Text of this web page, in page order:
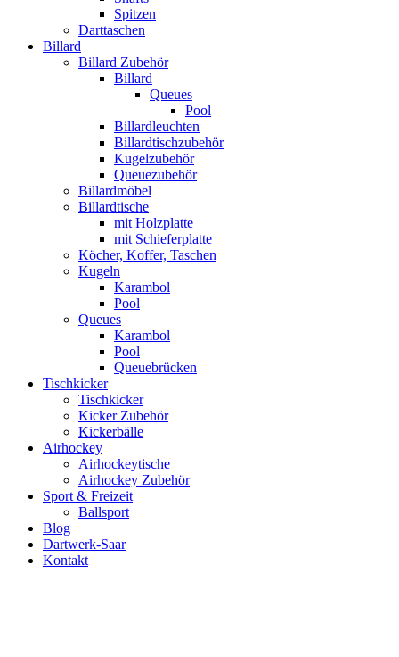
Spitzen
Darttaschen
Billard
Billard Zubehör
Billard
Queues
Pool
Billardleuchten
Billardtischzubehör
Kugelzubehör
Queuezubehör
Billardmöbel
Billardtische
mit Holzplatte
mit Schieferplatte
Köcher, Koffer, Taschen
Kugeln
Karambol
Pool
Queues
Karambol
Pool
Queuebrücken
Tischkicker
Tischkicker
Kicker Zubehör
Kickerbälle
Airhockey
Airhockeytische
Airhockey Zubehör
Sport & Freizeit
Ballsport
Blog
Dartwerk-Saar
Kontakt